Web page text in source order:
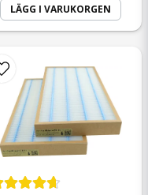
LÄGG I VARUKORGEN